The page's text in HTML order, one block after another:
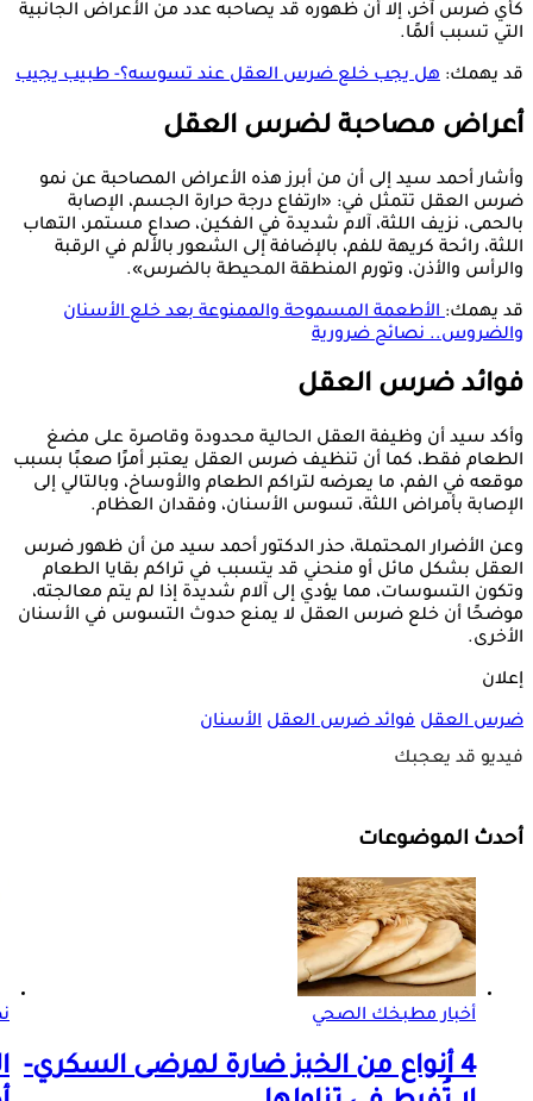
كأي ضرس آخر، إلا أن ظهوره قد يصاحبه عدد من الأعراض الجانبية
التي تسبب ألمًا.
قد يهمك: هل يجب خلع ضرس العقل عند تسوسه؟- طبيب يجيب
أعراض مصاحبة لضرس العقل
وأشار أحمد سيد إلى أن من أبرز هذه الأعراض المصاحبة عن نمو
ضرس العقل تتمثل في: «ارتفاع درجة حرارة الجسم، الإصابة
بالحمى، نزيف اللثة، آلام شديدة في الفكين، صداع مستمر، التهاب
اللثة، رائحة كريهة للفم، بالإضافة إلى الشعور بالألم في الرقبة
والرأس والأذن، وتورم المنطقة المحيطة بالضرس».
قد يهمك:الأطعمة المسموحة والممنوعة بعد خلع الأسنان
والضروس.. نصائح ضرورية
فوائد ضرس العقل
وأكد سيد أن وظيفة العقل الحالية محدودة وقاصرة على مضغ
الطعام فقط، كما أن تنظيف ضرس العقل يعتبر أمرًا صعبًا بسبب
موقعه في الفم، ما يعرضه لتراكم الطعام والأوساخ، وبالتالي إلى
الإصابة بأمراض اللثة، تسوس الأسنان، وفقدان العظام.
وعن الأضرار المحتملة، حذر الدكتور أحمد سيد من أن ظهور ضرس
العقل بشكل مائل أو منحني قد يتسبب في تراكم بقايا الطعام
وتكون التسوسات، مما يؤدي إلى آلام شديدة إذا لم يتم معالجته،
موضحًا أن خلع ضرس العقل لا يمنع حدوث التسوس في الأسنان
الأخرى.
إعلان
ضرس العقل فوائد ضرس العقل الأسنان
فيديو قد يعجبك
أحدث الموضوعات
أخبار مطبخك الصحي
4 أنواع من الخبز ضارة لمرضى السكري-